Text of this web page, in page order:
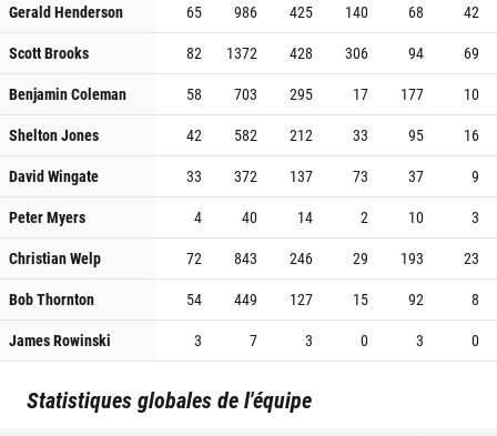
Gerald Henderson
65 986 425 140 68
42
Scott Brooks
82 1372 428 306 94
69
Benjamin Coleman
58 703 295 17 177
10
Shelton Jones
42 582 212 33 95
16
David Wingate
33 372 137 73 37
9
Peter Myers
4 40 14 2 10
3
Christian Welp
72 843 246 29 193
23
Bob Thornton
54 449 127 15 92
8
James Rowinski
3 7 3 0 3 0
Statistiques globales de l'équipe